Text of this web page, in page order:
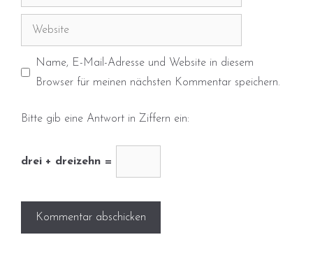
Adresse
Website
Name, E-Mail-Adresse und Website in diesem
Browser für meinen nächsten Kommentar speichern.
Bitte gib eine Antwort in Ziffern ein:
drei + dreizehn =